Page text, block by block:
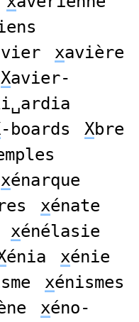
xavière
Xavier-
-boards Xbre
xénarque
xénate
xénélasie
énia xénie
xénismes
xéno-